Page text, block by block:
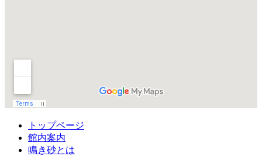
トップページ
館内案内
鳴き砂とは